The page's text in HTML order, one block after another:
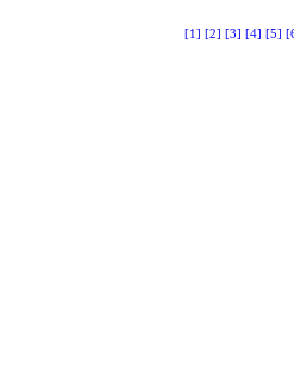
[1] [2] [3] [4] [5]